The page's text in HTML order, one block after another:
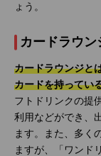
ょう。
カードラウン
カードラウンジと
カードを持ってい
フトドリンクの提
利用などができ、
ます。また、多く
ますが、「ワンド